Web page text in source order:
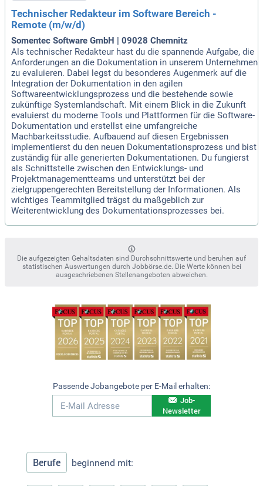
Technischer Redakteur im Software Bereich -
Remote (m/w/d)
Somentec Software GmbH | 09028 Chemnitz
Als technischer Redakteur hast du die spannende Aufgabe, die
Anforderungen an die Dokumentation in unserem Unternehmen
zu evaluieren. Dabei legst du besonderes Augenmerk auf die
Integration der Dokumentation in den agilen
Softwareentwicklungsprozess und die bestehende sowie
zukünftige Systemlandschaft. Mit einem Blick in die Zukunft
evaluierst du moderne Tools und Plattformen für die Software-
Dokumentation und erstellst eine umfangreiche
Machbarkeitsstudie. Aufbauend auf diesen Ergebnissen
implementierst du den neuen Dokumentationsprozess und bist
zuständig für alle generierten Dokumentationen. Du fungierst
als Schnittstelle zwischen den Entwicklungs- und
Projektmanagementteams und unterstützt bei der
zielgruppengerechten Bereitstellung der Informationen. Als
wichtiges Teammitglied trägst du maßgeblich zur
Weiterentwicklung des Dokumentationsprozesses bei.
Die aufgezeigten Gehaltsdaten sind Durchschnittswerte und beruhen auf
statistischen Auswertungen durch Jobbörse.de. Die Werte können bei
ausgeschriebenen Stellenangeboten abweichen.
Passende Jobangebote per E-Mail erhalten:
Job-
Newsletter
Berufe beginnend mit: